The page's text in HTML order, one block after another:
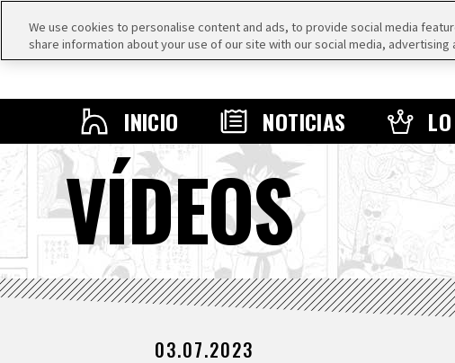
INICIO NOTICIAS
VÍDEOS
03.07.2023
We use cookies to personalise content and ads, to provide social media
share information about your use of our site with our social media, advertising